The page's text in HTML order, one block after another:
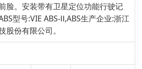
脸。安装带有卫星定位功能行驶记
型号:VIE ABS-Ⅱ,ABS生产企业:浙江
股份有限公司。